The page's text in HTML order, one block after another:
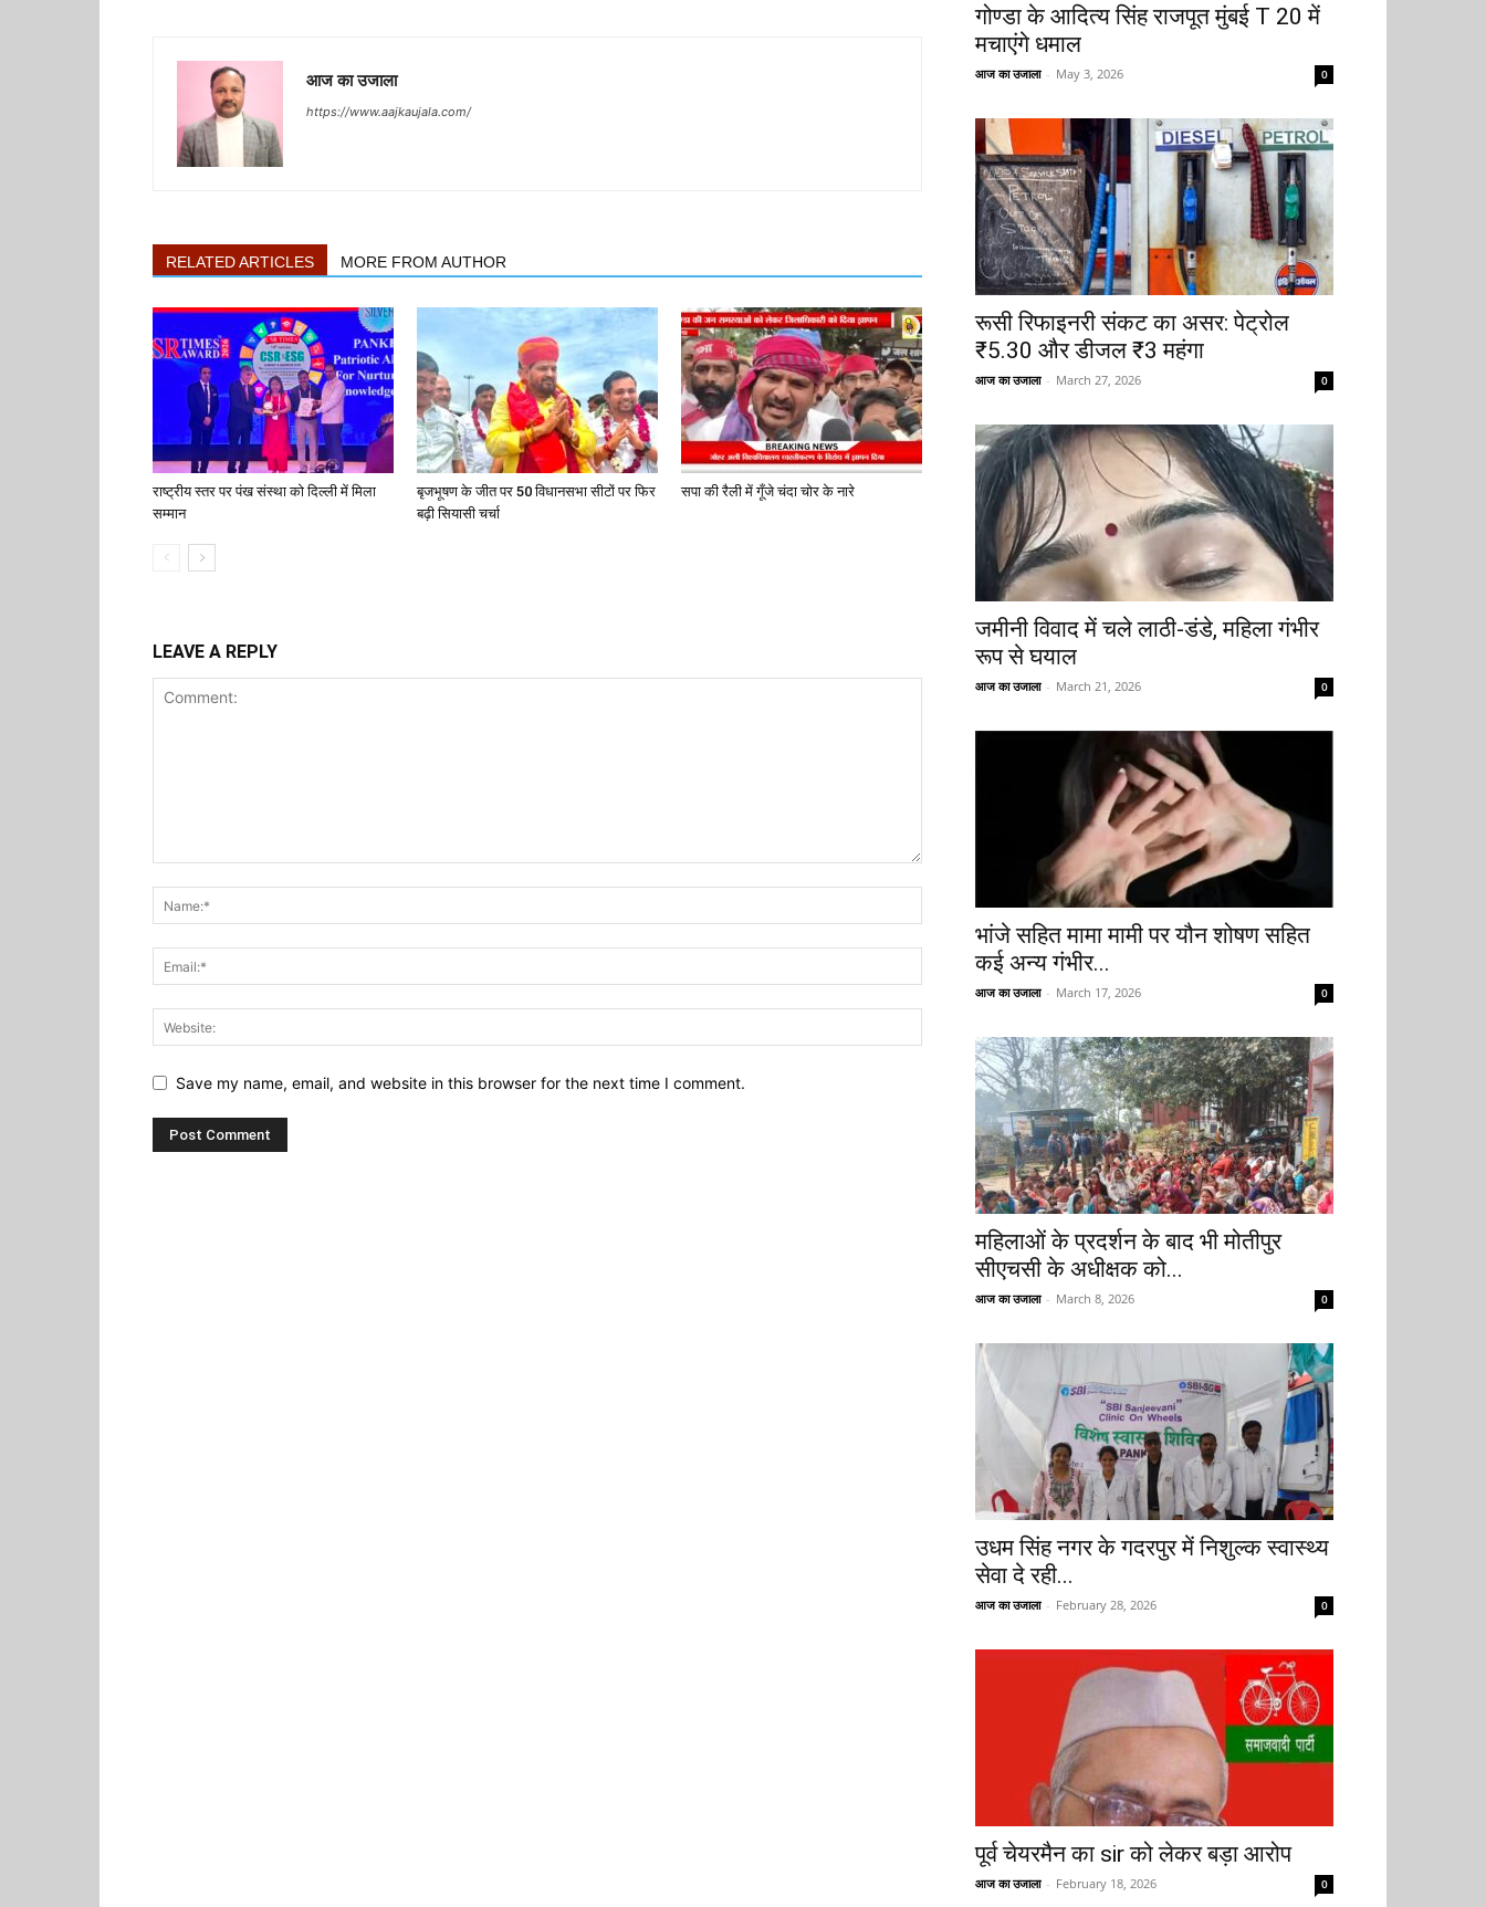
आज का उजाला
https://www.aajkaujala.com/
RELATED ARTICLES MORE FROM AUTHOR
राष्ट्रीय स्तर पर पंख संस्था को दिल्ली में मिला
सम्मान
बृजभूषण के जीत पर 50 विधानसभा सीटों पर फिर
बढ़ी सियासी चर्चा
सपा की रैली में गूँजे चंदा चोर के नारे
LEAVE A REPLY
Save my name, email, and website in this browser for the next time I comment.
गोण्डा के आदित्य सिंह राजपूत मुंबई T 20 में
मचाएंगे धमाल
आज का उजाला - May 3, 2026 0
रूसी रिफाइनरी संकट का असर: पेट्रोल
₹5.30 और डीजल ₹3 महंगा
आज का उजाला - March 27, 2026 0
जमीनी विवाद में चले लाठी-डंडे, महिला गंभीर
रूप से घयाल
आज का उजाला - March 21, 2026 0
भांजे सहित मामा मामी पर यौन शोषण सहित
कई अन्य गंभीर...
आज का उजाला - March 17, 2026 0
महिलाओं के प्रदर्शन के बाद भी मोतीपुर
सीएचसी के अधीक्षक को...
आज का उजाला - March 8, 2026 0
उधम सिंह नगर के गदरपुर में निशुल्क स्वास्थ्य
सेवा दे रही...
आज का उजाला - February 28, 2026 0
पूर्व चेयरमैन का sir को लेकर बड़ा आरोप
आज का उजाला - February 18, 2026 0